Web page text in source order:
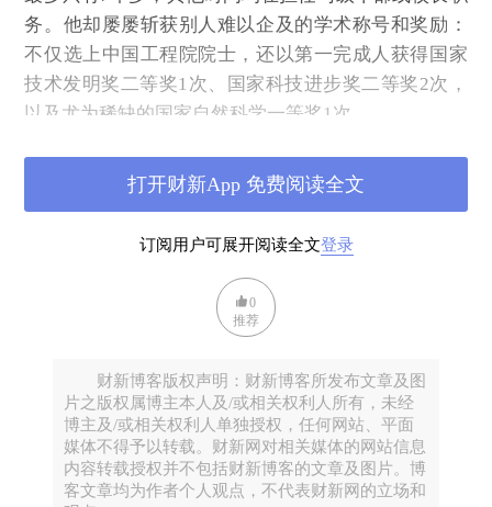
务。他却屡屡斩获别人难以企及的学术称号和奖励：
不仅选上中国工程院院士，还以第一完成人获得国家
技术发明奖二等奖1次、国家科技进步奖二等奖2次，
以及尤为稀缺的国家自然科学一等奖1次。
最高荣誉，长期从严评选，也因此经常空缺，2000年
至2013年间仅颁发过五次。2015年，张尧学团队获得
该奖。当时，张尧学已担任中南大学校长三年，而申
订阅用户可展开阅读全文登录
打开财新App 免费阅读全文
0
推荐
财新博客版权声明：财新博客所发布文章及图
片之版权属博主本人及/或相关权利人所有，未经
博主及/或相关权利人单独授权，任何网站、平面
媒体不得予以转载。财新网对相关媒体的网站信息
内容转载授权并不包括财新博客的文章及图片。博
客文章均为作者个人观点，不代表财新网的立场和